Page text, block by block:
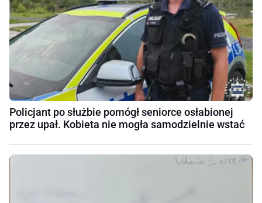
Policjant po służbie pomógł seniorce osłabionej
przez upał. Kobieta nie mogła samodzielnie wstać